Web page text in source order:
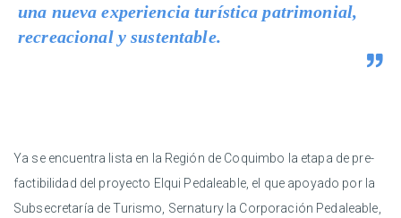
una nueva experiencia turística patrimonial,
recreacional y sustentable.
Ya se encuentra lista en la Región de Coquimbo la etapa de pre-
factibilidad del proyecto Elqui Pedaleable, el que apoyado por la
Subsecretaría de Turismo, Sernatury la Corporación Pedaleable,